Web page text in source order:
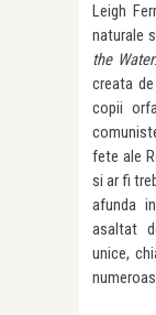
Leigh
naturale
the Water
creata
copii
fete ale
si ar fi
afunda
asaltat
unice,